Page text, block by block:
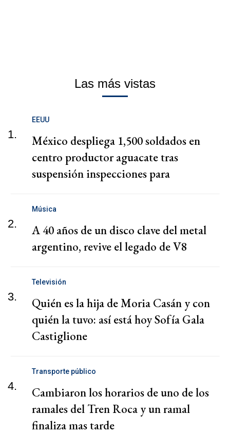
Las más vistas
1.
EEUU
México despliega 1,500 soldados en
centro productor aguacate tras
suspensión inspecciones para
2.
Música
A 40 años de un disco clave del metal
argentino, revive el legado de V8
3.
Televisión
Quién es la hija de Moria Casán y con
quién la tuvo: así está hoy Sofía Gala
Castiglione
4.
Transporte público
Cambiaron los horarios de uno de los
ramales del Tren Roca y un ramal
finaliza mas tarde